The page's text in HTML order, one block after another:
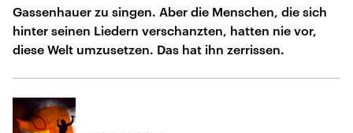
Gassenhauer zu singen. Aber die Menschen, die sich
hinter seinen Liedern verschanzten, hatten nie vor,
diese Welt umzusetzen. Das hat ihn zerrissen.